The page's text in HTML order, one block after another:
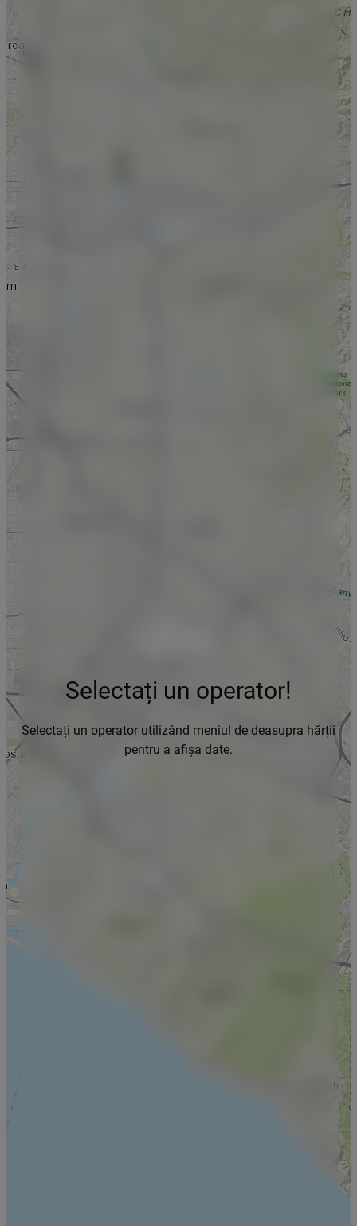
Selectați un operator!
Selectați un operator utilizând meniul de deasupra hărții
pentru a afișa date.